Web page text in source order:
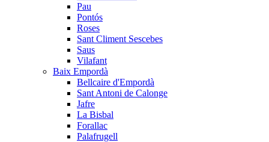
Pau
Pontós
Roses
Sant Climent Sescebes
Saus
Vilafant
Baix Empordà
Bellcaire d'Empordà
Sant Antoni de Calonge
Jafre
La Bisbal
Forallac
Palafrugell